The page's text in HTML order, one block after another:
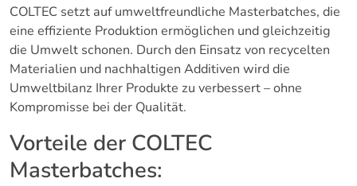
COLTEC setzt auf umweltfreundliche Masterbatches, die
eine effiziente Produktion ermöglichen und gleichzeitig
die Umwelt schonen. Durch den Einsatz von recycelten
Materialien und nachhaltigen Additiven wird die
Umweltbilanz Ihrer Produkte zu verbessert – ohne
Kompromisse bei der Qualität.
Vorteile der COLTEC
Masterbatches: